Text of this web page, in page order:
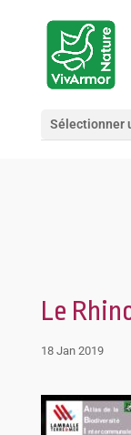
Sélectionner
Le
18 Jan 2019